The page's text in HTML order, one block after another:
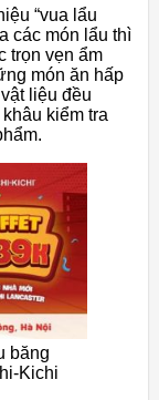
“vua lẩu
các món lẩu thì
trọn vẹn ẩm
món ăn hấp
liệu đều
kiểm tra
băng
Kichi